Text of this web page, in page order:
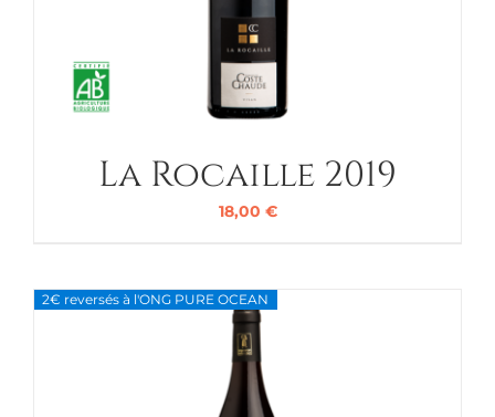
La Rocaille 2019
18,00 €
2€ reversés à l'ONG PURE OCEAN